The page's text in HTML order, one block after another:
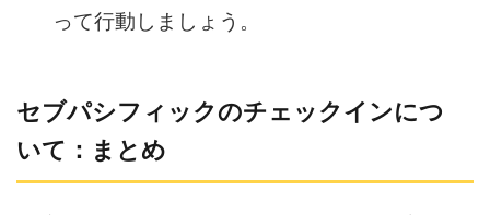
って行動しましょう。
セブパシフィックのチェックインにつ
いて：まとめ